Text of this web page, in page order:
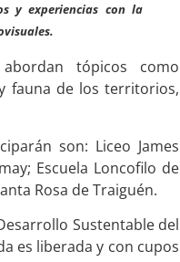
y experiencias con la
tópicos como
fauna de los territorios,
son: Liceo James
Escuela Loncofilo de
Rosa de Traiguén.
Sustentable del
es liberada y con cupos